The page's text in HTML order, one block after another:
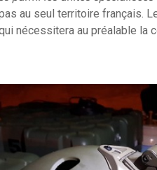
au seul territoire français.
nécessitera au préalable